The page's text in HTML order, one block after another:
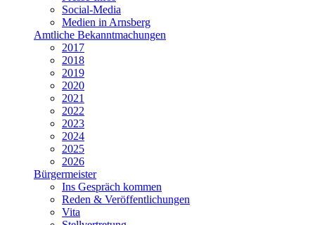
Social-Media
Medien in Arnsberg
Amtliche Bekanntmachungen
2017
2018
2019
2020
2021
2022
2023
2024
2025
2026
Bürgermeister
Ins Gespräch kommen
Reden & Veröffentlichungen
Vita